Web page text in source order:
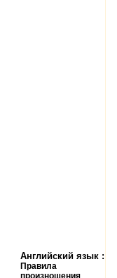
Английский язык :
Правила
произношения